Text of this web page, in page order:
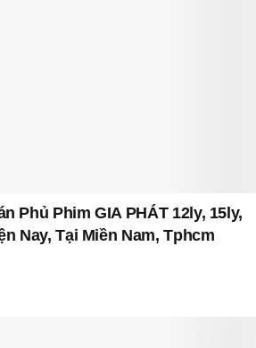
Phủ Phim GIA PHÁT 12ly, 15ly,
Nay, Tại Miền Nam, Tphcm